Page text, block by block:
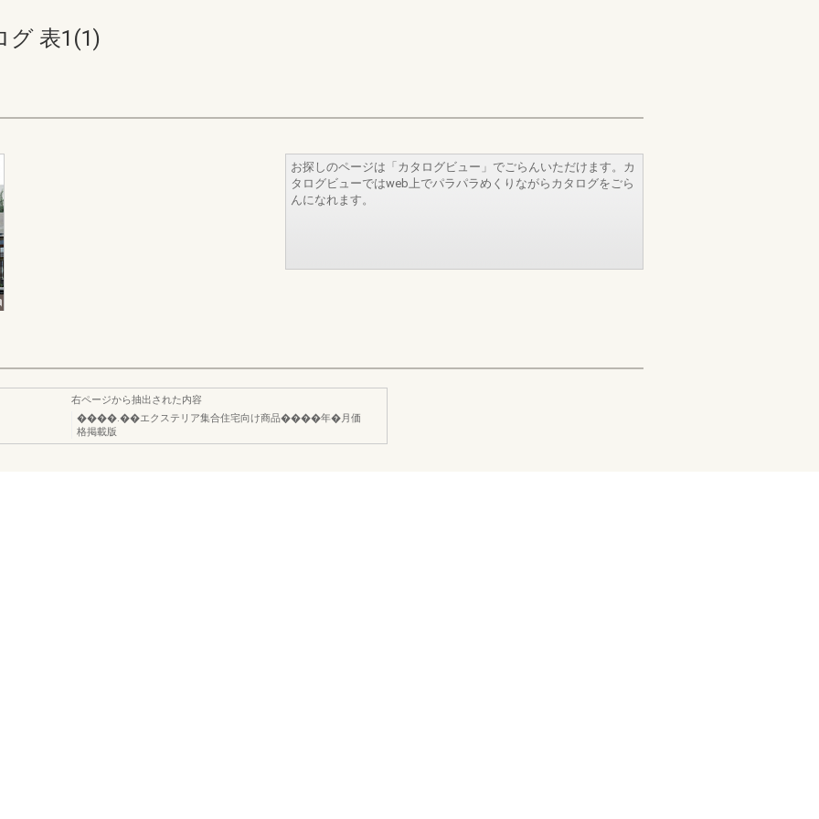
グ 表1(1)
お探しのページは「カタログビュー」でごらんいただけます。カ
タログビューではweb上でパラパラめくりながらカタログをごら
んになれます。
右ページから抽出された内容
����.��エクステリア集合住宅向け商品����年�月価
格掲載版